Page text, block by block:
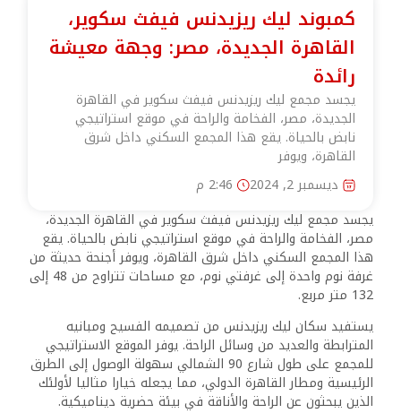
كمبوند ليك ريزيدنس فيفث سكوير،
القاهرة الجديدة، مصر: وجهة معيشة
رائدة
يجسد مجمع ليك ريزيدنس فيفث سكوير في القاهرة
الجديدة، مصر، الفخامة والراحة في موقع استراتيجي
نابض بالحياة. يقع هذا المجمع السكني داخل شرق
القاهرة، ويوفر
ديسمبر 2, 2024
2:46 م
يجسد مجمع ليك ريزيدنس فيفث سكوير في القاهرة الجديدة،
مصر، الفخامة والراحة في موقع استراتيجي نابض بالحياة. يقع
هذا المجمع السكني داخل شرق القاهرة، ويوفر أجنحة حديثة من
غرفة نوم واحدة إلى غرفتي نوم، مع مساحات تتراوح من 48 إلى
132 متر مربع.
يستفيد سكان ليك ريزيدنس من تصميمه الفسيح ومبانيه
المترابطة والعديد من وسائل الراحة. يوفر الموقع الاستراتيجي
للمجمع على طول شارع 90 الشمالي سهولة الوصول إلى الطرق
الرئيسية ومطار القاهرة الدولي، مما يجعله خيارا مثاليا لأولئك
الذين يبحثون عن الراحة والأناقة في بيئة حضرية ديناميكية.